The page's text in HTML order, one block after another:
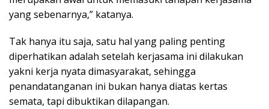
yang sebenarnya,” katanya.
Tak hanya itu saja, satu hal yang paling penting
diperhatikan adalah setelah kerjasama ini dilakukan
yakni kerja nyata dimasyarakat, sehingga
penandatanganan ini bukan hanya diatas kertas
semata, tapi dibuktikan dilapangan.